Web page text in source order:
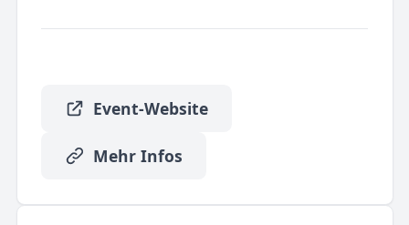
Event-Website
Mehr Infos